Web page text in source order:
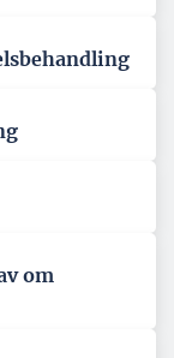
om